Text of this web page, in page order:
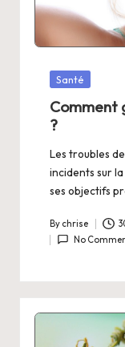
Posted
Santé
Comment
?
Les troubles
incidents sur
ses objectifs
Posted
by
By chrise
No